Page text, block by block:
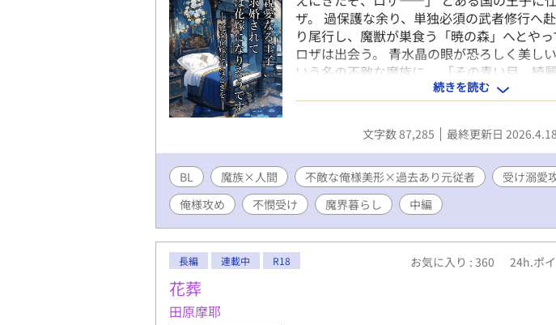
ザ。 過保護な余り、単独必須の武者修行へ
り尾行し、魔獣が巣食う「暁の森」へとや
ロザは出会う。 青水晶の眼が恐ろしく美し
いう名の不敵な魔族に。 「その青い目、綺
いだ」 「お前も綺麗だ」 「……」 「剣で着
を持て。血化粧がさぞ似合うだろう。俺の
（え？ 今、何て言った？) 「一目見た瞬間
ザには俺の運命を預けてもいいと」 ▲表紙
続きを読む
文字数 87,285 最終更新日 2026.4.18
BL 魔族×人間 不敵な俺様美形×過去あり元従者
受け溺愛
俺様攻め
不憫受け 魔界暮らし 中編
長編 連載中 R18 お気に入り : 360 24h.ポ
花葬
田原摩耶